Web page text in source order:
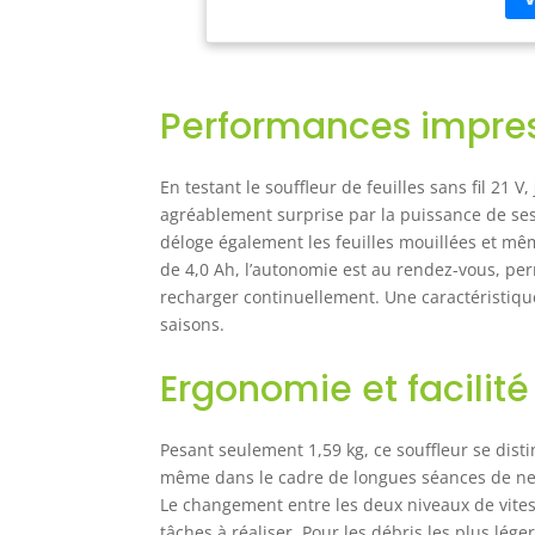
40
Le
Performances
En testant le souffleur de feuilles sans fil 21
agréablement surprise par la puissance de
déloge également les feuilles mouillées et
de 4,0 Ah, l’autonomie est au rendez-vous,
recharger continuellement. Une
saisons.
Ergonomie et
Pesant seulement 1,59 kg, ce souffleur se
même dans le cadre de longues séances de
Le changement entre les deux niveaux de